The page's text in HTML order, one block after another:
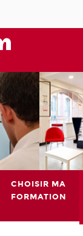
CHOISIR MA
FORMATION